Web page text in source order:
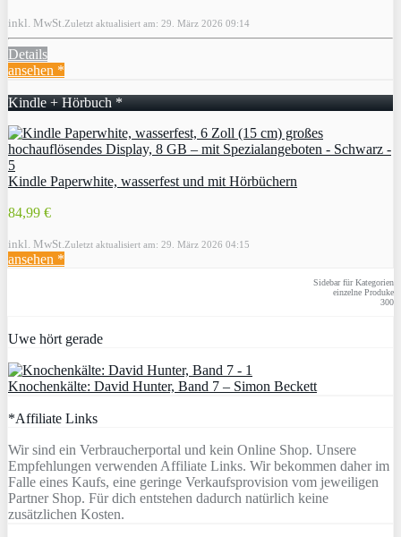
inkl. MwSt. Zuletzt aktualisiert am: 29. März 2026 09:14
Details
ansehen *
Kindle + Hörbuch *
Kindle Paperwhite, wasserfest und mit Hörbüchern
84,99 €
inkl. MwSt. Zuletzt aktualisiert am: 29. März 2026 04:15
ansehen *
Sidebar für Kategorien
einzelne Produke
300
Uwe hört gerade
Knochenkälte: David Hunter, Band 7 – Simon Beckett
*Affiliate Links
Wir sind ein Verbraucherportal und kein Online Shop. Unsere
Empfehlungen verwenden Affiliate Links. Wir bekommen daher im
Falle eines Kaufs, eine geringe Verkaufsprovision vom jeweiligen
Partner Shop. Für dich entstehen dadurch natürlich keine
zusätzlichen Kosten.